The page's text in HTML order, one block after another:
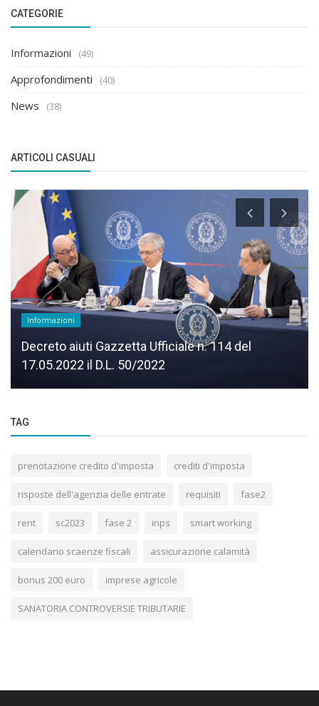
CATEGORIE
Informazioni (49)
Approfondimenti (40)
News (38)
ARTICOLI CASUALI
Informazioni
Decreto aiuti Gazzetta Ufficiale n. 114 del
17.05.2022 il D.L. 50/2022
TAG
prenotazione credito d'imposta crediti d'imposta
risposte dell'agenzia delle entrate requisiti fase2
rent sc2023 fase 2 inps smart working
calendario scaenze fiscali assicurazione calamità
bonus 200 euro imprese agricole
SANATORIA CONTROVERSIE TRIBUTARIE